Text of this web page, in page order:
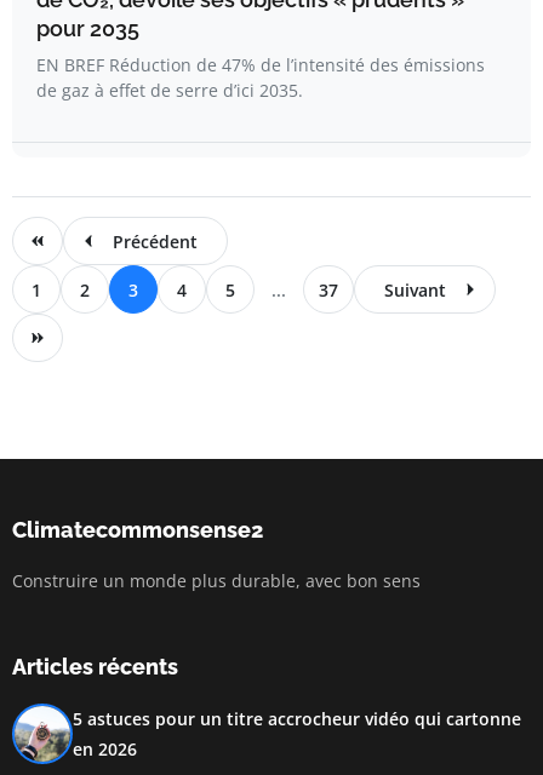
pour 2035
EN BREF Réduction de 47% de l’intensité des émissions
de gaz à effet de serre d’ici 2035.
Précédent
1 2 3 4 5 ... 37 Suivant
Climatecommonsense2
Construire un monde plus durable, avec bon sens
Articles récents
5 astuces pour un titre accrocheur vidéo qui cartonne
en 2026